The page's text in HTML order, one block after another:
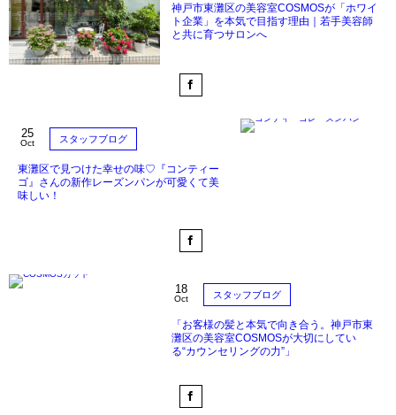
神戸市東灘区の美容室COSMOSが「ホワイ
ト企業」を本気で目指す理由｜若手美容師
と共に育つサロンへ
25
Oct スタッフブログ
東灘区で見つけた幸せの味♡『コンティー
ゴ』さんの新作レーズンパンが可愛くて美
味しい！
18
Oct スタッフブログ
「お客様の髪と本気で向き合う。神戸市東
灘区の美容室COSMOSが大切にしてい
る“カウンセリングの力”」